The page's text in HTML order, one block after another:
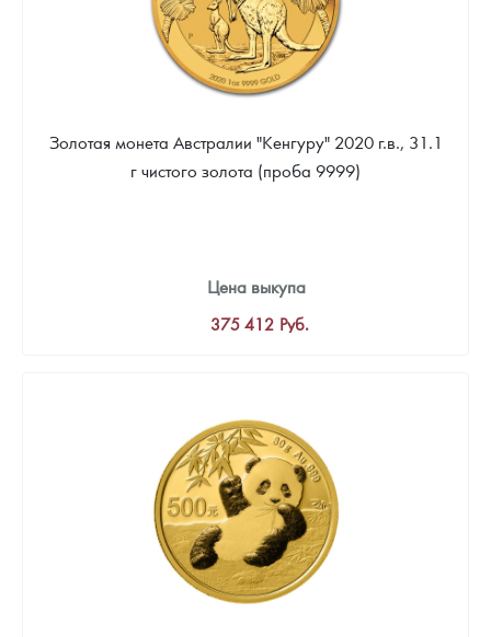
Золотая монета Австралии "Кенгуру" 2020 г.в., 31.1
г чистого золота (проба 9999)
Цена выкупа
375 412 Руб.